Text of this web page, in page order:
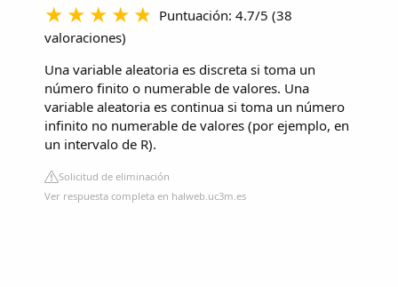
Puntuación: 4.7/5 (38
valoraciones)
Una variable aleatoria es discreta si toma un
número finito o numerable de valores. Una
variable aleatoria es continua si toma un número
infinito no numerable de valores (por ejemplo, en
un intervalo de R).
Solicitud de eliminación
Ver respuesta completa en halweb.uc3m.es